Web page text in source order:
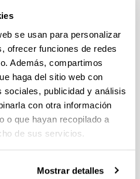
se usan para personalizar
ofrecer funciones de redes
Además, compartimos
haga del sitio web con
sociales, publicidad y análisis
con otra información
o que hayan recopilado a
de sus servicios.
Mostrar detalles
8064
5058